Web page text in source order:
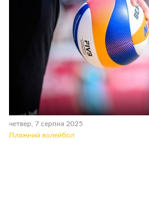
четвер, 7 серпня 2025
Пляжний волейбол